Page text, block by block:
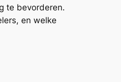
te bevorderen.
en welke